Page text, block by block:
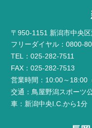
〒950-1151 新潟市中央
フリーダイヤル：0800-
TEL：025-282-7511
FAX：025-282-7513
営業時間：10:00～18:00
交通：鳥屋野潟スポーツ
車：新潟中央I.C.から1分